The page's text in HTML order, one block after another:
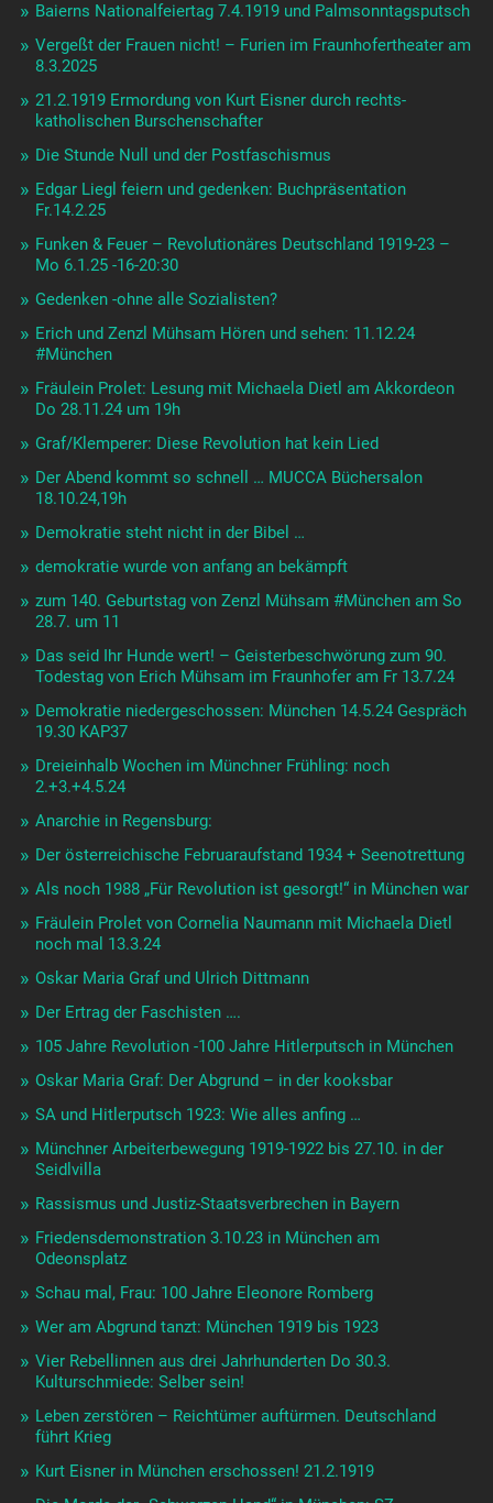
Baierns Nationalfeiertag 7.4.1919 und Palmsonntagsputsch
Vergeßt der Frauen nicht! – Furien im Fraunhofertheater am
8.3.2025
21.2.1919 Ermordung von Kurt Eisner durch rechts-
katholischen Burschenschafter
Die Stunde Null und der Postfaschismus
Edgar Liegl feiern und gedenken: Buchpräsentation
Fr.14.2.25
Funken & Feuer – Revolutionäres Deutschland 1919-23 –
Mo 6.1.25 -16-20:30
Gedenken -ohne alle Sozialisten?
Erich und Zenzl Mühsam Hören und sehen: 11.12.24
#München
Fräulein Prolet: Lesung mit Michaela Dietl am Akkordeon
Do 28.11.24 um 19h
Graf/Klemperer: Diese Revolution hat kein Lied
Der Abend kommt so schnell … MUCCA Büchersalon
18.10.24,19h
Demokratie steht nicht in der Bibel …
demokratie wurde von anfang an bekämpft
zum 140. Geburtstag von Zenzl Mühsam #München am So
28.7. um 11
Das seid Ihr Hunde wert! – Geisterbeschwörung zum 90.
Todestag von Erich Mühsam im Fraunhofer am Fr 13.7.24
Demokratie niedergeschossen: München 14.5.24 Gespräch
19.30 KAP37
Dreieinhalb Wochen im Münchner Frühling: noch
2.+3.+4.5.24
Anarchie in Regensburg:
Der österreichische Februaraufstand 1934 + Seenotrettung
Als noch 1988 „Für Revolution ist gesorgt!“ in München war
Fräulein Prolet von Cornelia Naumann mit Michaela Dietl
noch mal 13.3.24
Oskar Maria Graf und Ulrich Dittmann
Der Ertrag der Faschisten ….
105 Jahre Revolution -100 Jahre Hitlerputsch in München
Oskar Maria Graf: Der Abgrund – in der kooksbar
SA und Hitlerputsch 1923: Wie alles anfing …
Münchner Arbeiterbewegung 1919-1922 bis 27.10. in der
Seidlvilla
Rassismus und Justiz-Staatsverbrechen in Bayern
Friedensdemonstration 3.10.23 in München am
Odeonsplatz
Schau mal, Frau: 100 Jahre Eleonore Romberg
Wer am Abgrund tanzt: München 1919 bis 1923
Vier Rebellinnen aus drei Jahrhunderten Do 30.3.
Kulturschmiede: Selber sein!
Leben zerstören – Reichtümer auftürmen. Deutschland
führt Krieg
Kurt Eisner in München erschossen! 21.2.1919